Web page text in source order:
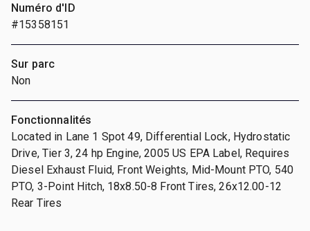
Numéro d'ID
#15358151
Sur parc
Non
Fonctionnalités
Located in Lane 1 Spot 49, Differential Lock, Hydrostatic
Drive, Tier 3, 24 hp Engine, 2005 US EPA Label, Requires
Diesel Exhaust Fluid, Front Weights, Mid-Mount PTO, 540
PTO, 3-Point Hitch, 18x8.50-8 Front Tires, 26x12.00-12
Rear Tires